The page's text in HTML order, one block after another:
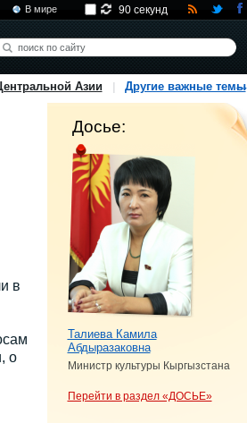
В мире 90 секунд
Азии Другие важные темы
в
о
Досье:
Талиева Камила
Абдыразаковна
Министр культуры Кыргызстана
Перейти в раздел «ДОСЬЕ»